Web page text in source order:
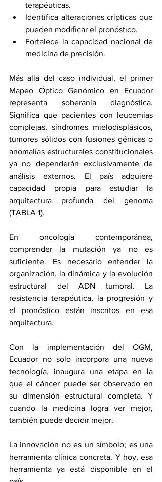
terapéuticas.
Identifica alteraciones crípticas que
pueden modificar el pronóstico.
Fortalece la capacidad nacional de
medicina de precisión.
Más allá del caso individual, el primer
Mapeo Óptico Genómico en Ecuador
representa soberanía diagnóstica.
Significa que pacientes con leucemias
complejas, síndromes mielodisplásicos,
tumores sólidos con fusiones génicas o
anomalías estructurales constitucionales
ya no dependerán exclusivamente de
análisis externos. El país adquiere
capacidad propia para estudiar la
arquitectura profunda del genoma
(TABLA 1).
En oncología contemporánea,
comprender la mutación ya no es
suficiente. Es necesario entender la
organización, la dinámica y la evolución
estructural del ADN tumoral. La
resistencia terapéutica, la progresión y
el pronóstico están inscritos en esa
arquitectura.
Con la implementación del OGM,
Ecuador no solo incorpora una nueva
tecnología, inaugura una etapa en la
que el cáncer puede ser observado en
su dimensión estructural completa. Y
cuando la medicina logra ver mejor,
también puede decidir mejor.
La innovación no es un símbolo; es una
herramienta clínica concreta. Y hoy, esa
herramienta ya está disponible en el